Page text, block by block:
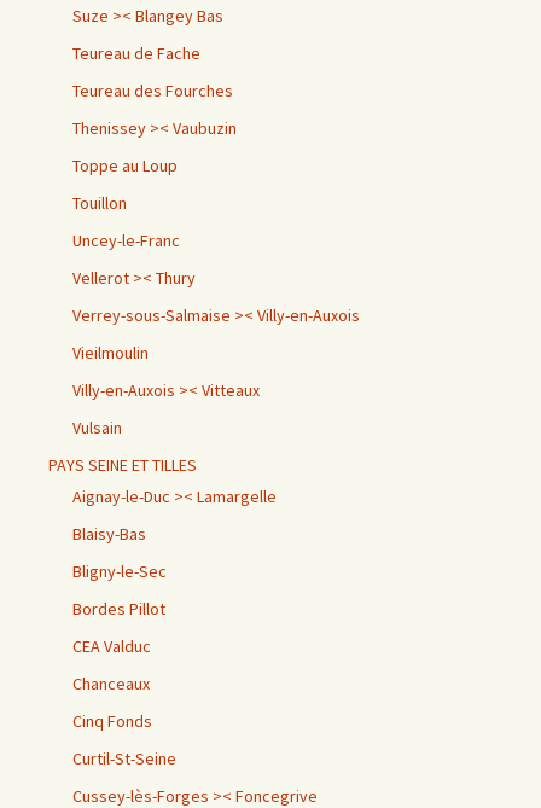
Suze >< Blangey Bas
Teureau de Fache
Teureau des Fourches
Thenissey >< Vaubuzin
Toppe au Loup
Touillon
Uncey-le-Franc
Vellerot >< Thury
Verrey-sous-Salmaise >< Villy-en-Auxois
Vieilmoulin
Villy-en-Auxois >< Vitteaux
Vulsain
PAYS SEINE ET TILLES
Aignay-le-Duc >< Lamargelle
Blaisy-Bas
Bligny-le-Sec
Bordes Pillot
CEA Valduc
Chanceaux
Cinq Fonds
Curtil-St-Seine
Cussey-lès-Forges >< Foncegrive